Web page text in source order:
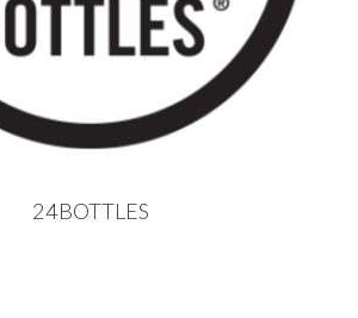
24BOTTLES